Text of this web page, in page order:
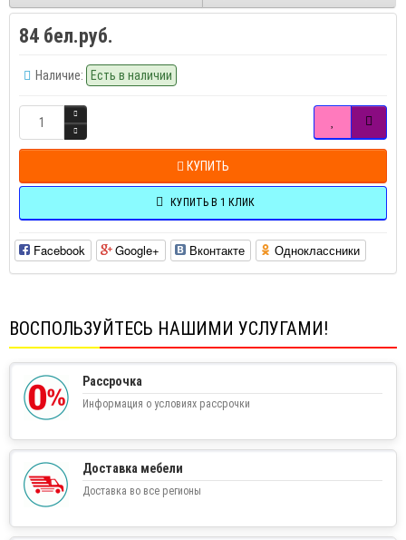
84 бел.руб.
Наличие: Есть в наличии
КУПИТЬ
КУПИТЬ В 1 КЛИК
Facebook Google+ Вконтакте Одноклассники
ВОСПОЛЬЗУЙТЕСЬ НАШИМИ УСЛУГАМИ!
Рассрочка
Информация о условиях рассрочки
Доставка мебели
Доставка во все регионы